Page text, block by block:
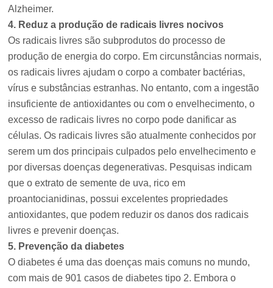
Alzheimer.
4. Reduz a produção de radicais livres nocivos
Os radicais livres são subprodutos do processo de
produção de energia do corpo. Em circunstâncias normais,
os radicais livres ajudam o corpo a combater bactérias,
vírus e substâncias estranhas. No entanto, com a ingestão
insuficiente de antioxidantes ou com o envelhecimento, o
excesso de radicais livres no corpo pode danificar as
células. Os radicais livres são atualmente conhecidos por
serem um dos principais culpados pelo envelhecimento e
por diversas doenças degenerativas. Pesquisas indicam
que o extrato de semente de uva, rico em
proantocianidinas, possui excelentes propriedades
antioxidantes, que podem reduzir os danos dos radicais
livres e prevenir doenças.
5. Prevenção da diabetes
O diabetes é uma das doenças mais comuns no mundo,
com mais de 901 casos de diabetes tipo 2. Embora o